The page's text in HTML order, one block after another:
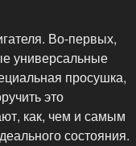
Во-первых,
универсальные
просушка,
это
как, чем и самым
состояния.